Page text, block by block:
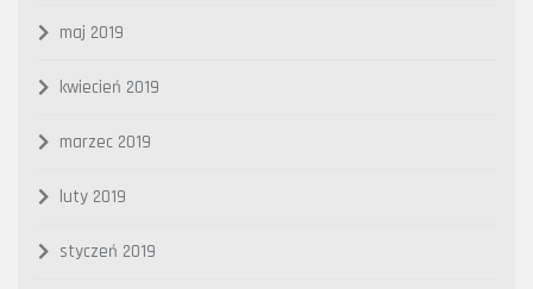
maj 2019
kwiecień 2019
marzec 2019
luty 2019
styczeń 2019